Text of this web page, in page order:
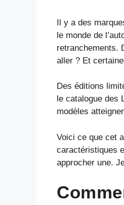
Il y a des
le monde de
retranchements.
aller ? Et
Des éditions
le catalogue des
modèles
Voici ce que cet
caractéristiques
approcher une.